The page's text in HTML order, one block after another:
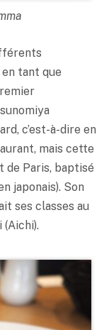
tant que
c’est-à-dire en
mais cette
de Paris, baptisé
japonais). Son
ses classes au
(Aichi).